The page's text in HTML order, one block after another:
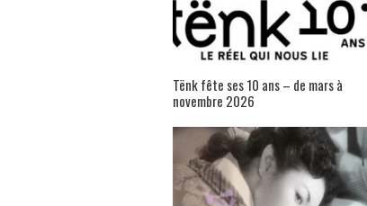
Tënk fête ses 10 ans – de mars à
novembre 2026